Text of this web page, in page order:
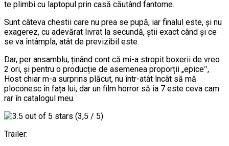
te plimbi cu laptopul prin casă căutând fantome.
Sunt câteva chestii care nu prea se pupă, iar finalul este, și nu
exagerez, cu adevărat livrat la secundă, știi exact când și ce
se va întâmpla, atât de previzibil este.
Dar, per ansamblu, ținând cont că mi-a stropit boxerii de vreo
2 ori, și pentru o producție de asemenea proporții „epice‟,
Host chiar m-a surprins plăcut, nu într-atât încât să mă
ploconesc în fața lui, dar un film horror să ia 7 este ceva cam
rar în catalogul meu.
(3,5 / 5)
Trailer: